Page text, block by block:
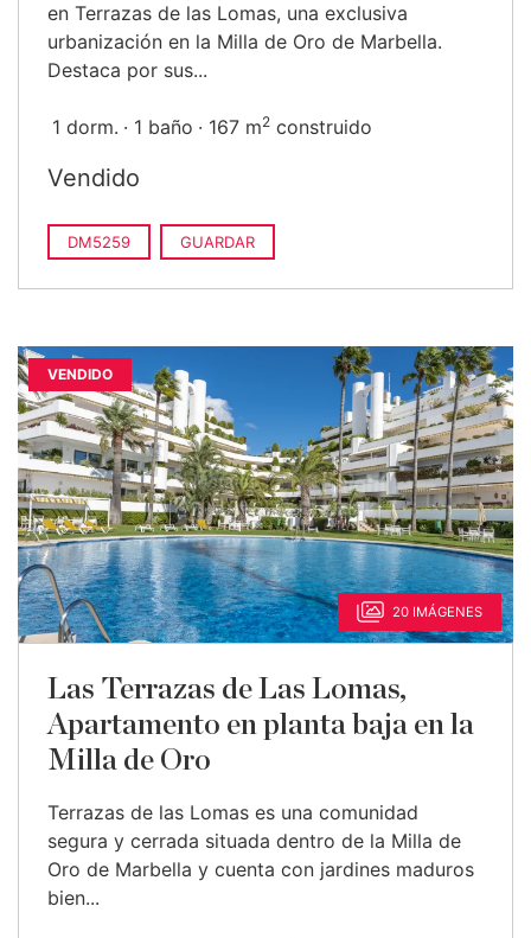
en Terrazas de las Lomas, una exclusiva
urbanización en la Milla de Oro de Marbella.
Destaca por sus...
1 dorm. 1 baño 167 m2 construido
Vendido
DM5259 GUARDAR
VENDIDO
20 IMÁGENES
Las Terrazas de Las Lomas,
Apartamento en planta baja en la
Milla de Oro
Terrazas de las Lomas es una comunidad
segura y cerrada situada dentro de la Milla de
Oro de Marbella y cuenta con jardines maduros
bien...